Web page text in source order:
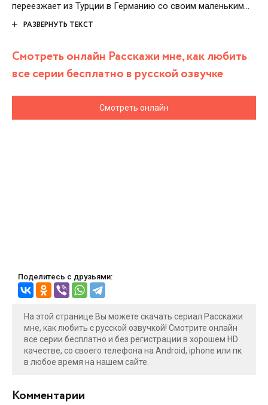
переезжает из Турции в Германию со своим маленьким
ребенком, стремясь начать новую жизнь. Хасмет сделал
связях жениха с миром преступности и решает убежать.
Она оказывается в автомобиле, за рулём которого был
Альпер.
РАЗВЕРНУТЬ ТЕКСТ
Смотреть онлайн Расскажи мне, как любить
все серии бесплатно в русской озвучке
Смотреть онлайн
Поделитесь с друзьями:
На этой странице Вы можете скачать сериал Расскажи
мне, как любить с русской озвучкой! Смотрите онлайн
все серии бесплатно и без регистрации в хорошем HD
качестве, со своего телефона на Android, iphone или пк
в любое время на нашем сайте.
Комментарии